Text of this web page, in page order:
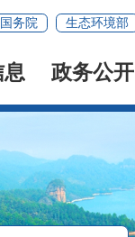
国务院 生态环境部
政务公开